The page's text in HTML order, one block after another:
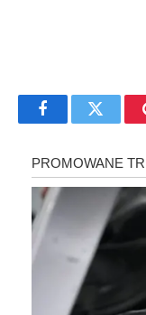
FacebookTwitter